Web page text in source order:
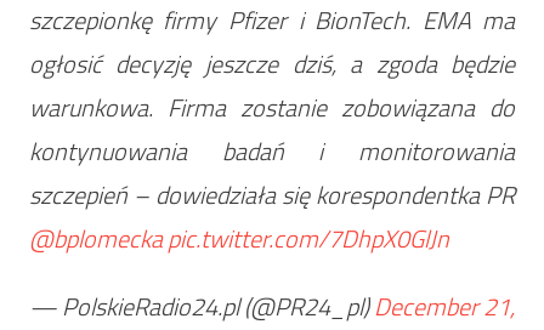
szczepionkę firmy Pfizer i BionTech. EMA ma
ogłosić decyzję jeszcze dziś, a zgoda będzie
warunkowa. Firma zostanie zobowiązana do
kontynuowania badań i monitorowania
szczepień – dowiedziała się korespondentka PR
@bplomeckapic.twitter.com/7DhpX0GlJn
— PolskieRadio24.pl (@PR24_pl)December 21,